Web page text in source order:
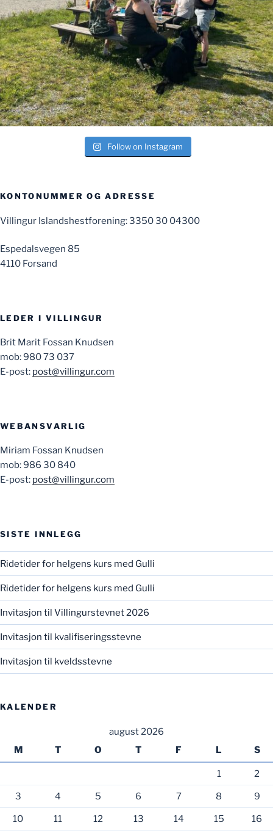
Follow on Instagram
KONTONUMMER OG ADRESSE
Villingur Islandshestforening: 3350 30 04300
Espedalsvegen 85
4110 Forsand
LEDER I VILLINGUR
Brit Marit Fossan Knudsen
mob: 980 73 037
E-post: post@villingur.com
WEBANSVARLIG
Miriam Fossan Knudsen
mob: 986 30 840
E-post: post@villingur.com
SISTE INNLEGG
Ridetider for helgens kurs med Gulli
Ridetider for helgens kurs med Gulli
Invitasjon til Villingurstevnet 2026
Invitasjon til kvalifiseringsstevne
Invitasjon til kveldsstevne
KALENDER
august 2026
M
T O T F L S
1 2
3 4 5 6 7 8 9
10 11 12 13 14 15 16